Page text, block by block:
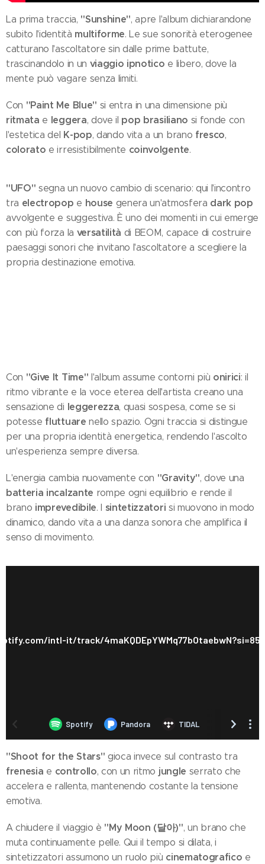
La prima traccia, "Sunshine", apre l'album dichiarandone
subito l'identità multiforme. Le sue sonorità eterogenee
catturano l'ascoltatore sin dalle prime battute,
trascinandolo in un viaggio ipnotico e libero, dove la
mente può vagare senza limiti.
Con "Paint Me Blue" si entra in una dimensione più
ritmata e leggera, dove il pop brasiliano si fonde con
l'estetica del K-pop, dando vita a un brano fresco,
colorato e irresistibilmente coinvolgente.
"UFO" segna un nuovo cambio di scenario: qui l'incontro
tra electropop e house genera un'atmosfera dark pop
avvolgente e suggestiva. È uno dei momenti in cui emerge
con più forza la versatilità di BEOM, capace di costruire
paesaggi sonori che invitano l'ascoltatore a scegliere la
propria destinazione emotiva.
Con "Give It Time" l'album assume contorni più onirici: il
ritmo vibrante e la voce eterea dell'artista creano una
sensazione di leggerezza, quasi sospesa, come se si
potesse fluttuare nello spazio. Ogni traccia si distingue
per una propria identità energetica, rendendo l'ascolto
un'esperienza sempre diversa.
L'energia cambia nuovamente con "Gravity", dove una
batteria incalzante rompe ogni equilibrio e rende il
brano imprevedibile. I sintetizzatori si muovono in modo
dinamico, dando vita a una danza sonora che amplifica il
senso di movimento.
"Shoot for the Stars" gioca invece sul contrasto tra
frenesia e controllo, con un ritmo jungle serrato che
accelera e rallenta, mantenendo costante la tensione
emotiva.
A chiudere il viaggio è "My Moon (달아)", un brano che
muta continuamente pelle. Qui il tempo si dilata, i
sintetizzatori assumono un ruolo più cinematografico e